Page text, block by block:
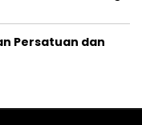
Persatuan dan